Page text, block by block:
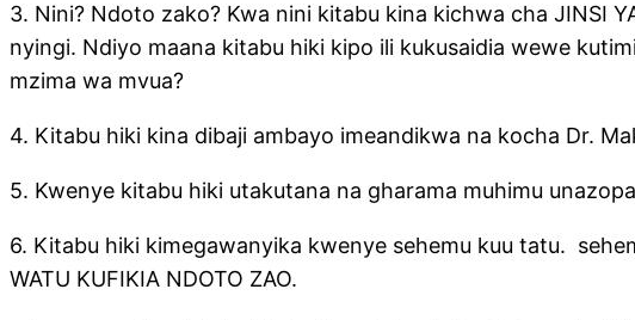
3. Nini? Ndoto zako? Kwa nini kitabu kina kichwa cha JINSI
nyingi. Ndiyo maana kitabu hiki kipo ili kukusaidia wewe
mzima wa mvua?
4. Kitabu hiki kina dibaji ambayo imeandikwa na kocha Dr.
5. Kwenye kitabu hiki utakutana na gharama muhimu
6. Kitabu hiki kimegawanyika kwenye sehemu kuu tatu.
WATU KUFIKIA NDOTO ZAO.